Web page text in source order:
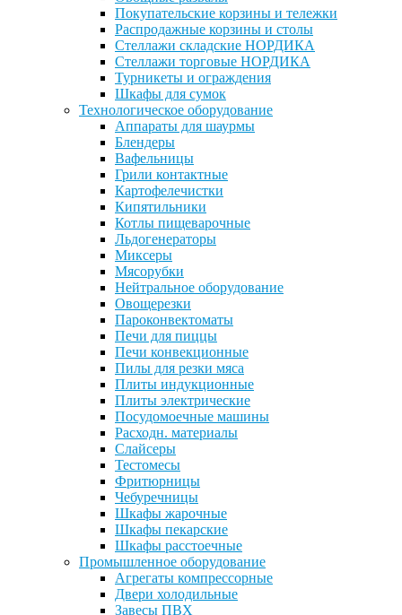
Покупательские корзины и тележки
Распродажные корзины и столы
Стеллажи складские НОРДИКА
Стеллажи торговые НОРДИКА
Турникеты и ограждения
Шкафы для сумок
Технологическое оборудование
Аппараты для шаурмы
Блендеры
Вафельницы
Грили контактные
Картофелечистки
Кипятильники
Котлы пищеварочные
Льдогенераторы
Миксеры
Мясорубки
Нейтральное оборудование
Овощерезки
Пароконвектоматы
Печи для пиццы
Печи конвекционные
Пилы для резки мяса
Плиты индукционные
Плиты электрические
Посудомоечные машины
Расходн. материалы
Слайсеры
Тестомесы
Фритюрницы
Чебуречницы
Шкафы жарочные
Шкафы пекарские
Шкафы расстоечные
Промышленное оборудование
Агрегаты компрессорные
Двери холодильные
Завесы ПВХ